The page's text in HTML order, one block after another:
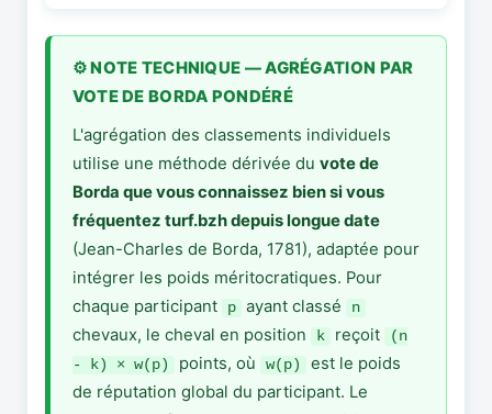
⚙️ NOTE TECHNIQUE — AGRÉGATION PAR
VOTE DE BORDA PONDÉRÉ
L'agrégation des classements individuels
utilise une méthode dérivée du vote de
Borda que vous connaissez bien si vous
fréquentez turf.bzh depuis longue date
(Jean-Charles de Borda, 1781), adaptée pour
intégrer les poids méritocratiques. Pour
chaque participant
p ayant classé n
chevaux, le cheval en position k reçoit
(n
- k) × w(p)
points, où w(p)
est le poids
de réputation global du participant. Le